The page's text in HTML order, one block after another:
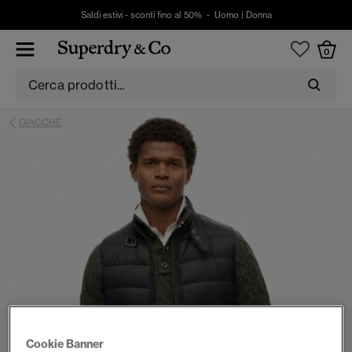
Saldi estivi - sconti fino al 50% - Uomo Donna
0
GIACCHE
Cookie Banner